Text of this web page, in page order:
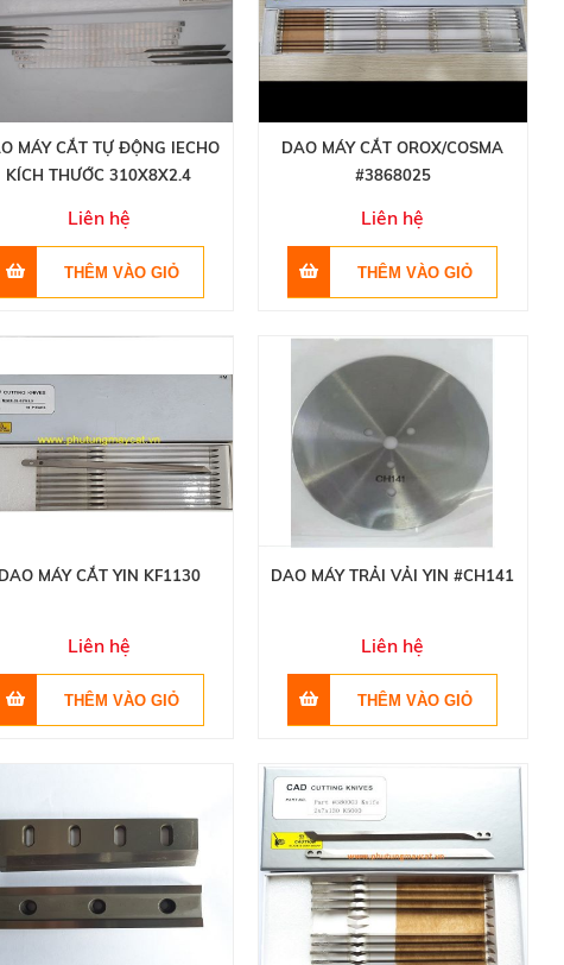
MÁY CẮT TỰ ĐỘNG IECHO
KÍCH THƯỚC 310X8X2.4
Liên hệ
DAO MÁY CẮT OROX/COSMA
#3868025
Liên hệ
DAO MÁY CẮT YIN KF1130
Liên hệ
DAO MÁY TRẢI VẢI YIN #CH141
Liên hệ